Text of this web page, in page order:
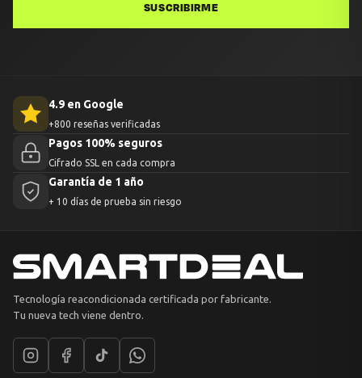
SUSCRIBIRME
4.9 en Google
+800 reseñas verificadas
Pagos 100% seguros
Cifrado SSL en cada compra
Garantía de 1 año
+ 10 días de prueba sin riesgo
Tecnología reacondicionada certificada por fabricante.
Tu nueva tech viene dentro.